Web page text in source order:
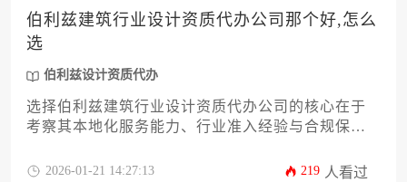
计资质代办一体化服务的正规机构，可有效规避跨
国工程合规风险。
伯利兹建筑行业设计资质代办公司那个好,怎么
选
伯利兹设计资质代办
选择伯利兹建筑行业设计资质代办公司的核心在于
考察其本地化服务能力、行业准入经验与合规保障
及售后服务承诺来筛选优质服务商。
2026-01-21 14:27:13 219 人看过